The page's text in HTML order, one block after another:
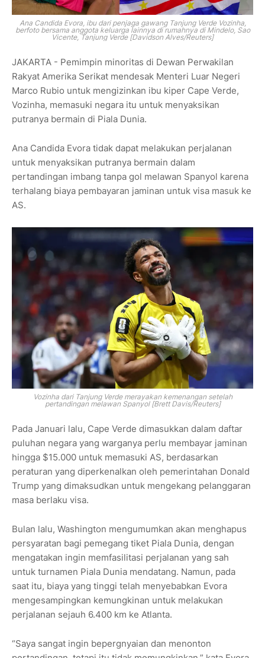
Ana Candida Evora, ibu dari penjaga gawang Tanjung Verde Vozinha,
berfoto bersama anggota keluarga lainnya di rumahnya di Mindelo, Sao
Vicente, Tanjung Verde [Davidson Alves/Reuters]
JAKARTA - Pemimpin minoritas di Dewan Perwakilan
Rakyat Amerika Serikat mendesak Menteri Luar Negeri
Marco Rubio untuk mengizinkan ibu kiper Cape Verde,
Vozinha, memasuki negara itu untuk menyaksikan
putranya bermain di Piala Dunia.
Ana Candida Evora tidak dapat melakukan perjalanan
untuk menyaksikan putranya bermain dalam
pertandingan imbang tanpa gol melawan Spanyol karena
terhalang biaya pembayaran jaminan untuk visa masuk ke
AS.
Vozinha dari Tanjung Verde merayakan kemenangan setelah
pertandingan melawan Spanyol [Brett Davis/Reuters]
Pada Januari lalu, Cape Verde dimasukkan dalam daftar
puluhan negara yang warganya perlu membayar jaminan
hingga $15.000 untuk memasuki AS, berdasarkan
peraturan yang diperkenalkan oleh pemerintahan Donald
Trump yang dimaksudkan untuk mengekang pelanggaran
masa berlaku visa.
Bulan lalu, Washington mengumumkan akan menghapus
persyaratan bagi pemegang tiket Piala Dunia, dengan
mengatakan ingin memfasilitasi perjalanan yang sah
untuk turnamen Piala Dunia mendatang. Namun, pada
saat itu, biaya yang tinggi telah menyebabkan Evora
mengesampingkan kemungkinan untuk melakukan
perjalanan sejauh 6.400 km ke Atlanta.
“Saya sangat ingin bepergnyaian dan menonton